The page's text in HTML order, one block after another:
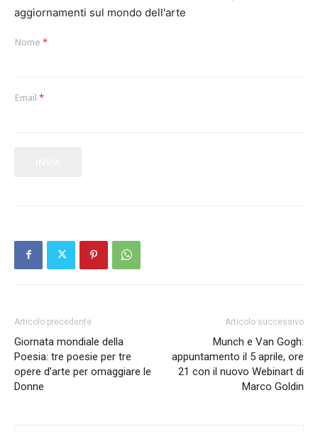
aggiornamenti sul mondo dell'arte
Nome *
Email *
Articolo precedente
Giornata mondiale della
Poesia: tre poesie per tre
opere d’arte per omaggiare le
Donne
Articolo successivo
Munch e Van Gogh:
appuntamento il 5 aprile, ore
21 con il nuovo Webinart di
Marco Goldin